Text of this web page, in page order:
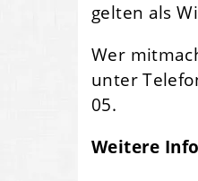
gelten als
Wer
unter
05.
Weitere